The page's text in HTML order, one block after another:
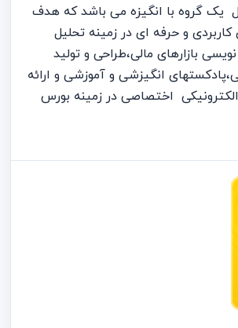
گروه با انگیزه می باشد که هدف
و حرفه ای در زمینه تحلیل
بازارهای مالی،طراحی و تولید
انگیزشی و آموزشی و ارائه
اختصاصی در زمینه بورس